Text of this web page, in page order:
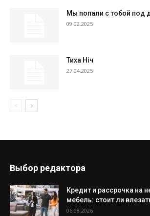
Мы попали с тобой под
09.02.2025
Тиха Ніч
27.04.2025
Выбор редактора
Кредит и рассрочка на
мебель: стоит ли
06.08.2026